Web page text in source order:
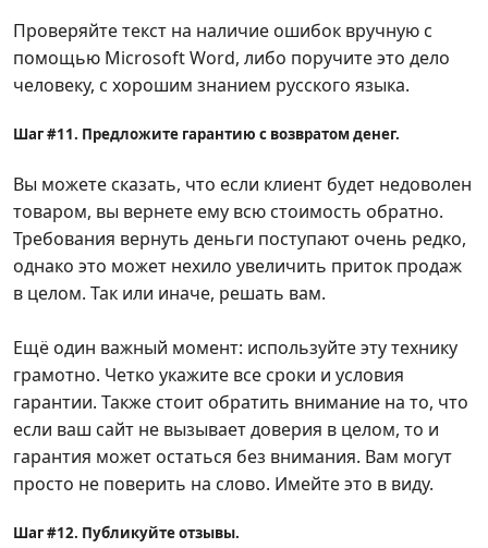
Проверяйте текст на наличие ошибок вручную с
помощью Microsoft Word, либо поручите это дело
человеку, с хорошим знанием русского языка.
Шаг #11. Предложите гарантию с возвратом денег.
Вы можете сказать, что если клиент будет недоволен
товаром, вы вернете ему всю стоимость обратно.
Требования вернуть деньги поступают очень редко,
однако это может нехило увеличить приток продаж
в целом. Так или иначе, решать вам.
Ещё один важный момент: используйте эту технику
грамотно. Четко укажите все сроки и условия
гарантии. Также стоит обратить внимание на то, что
если ваш сайт не вызывает доверия в целом, то и
гарантия может остаться без внимания. Вам могут
просто не поверить на слово. Имейте это в виду.
Шаг #12. Публикуйте отзывы.